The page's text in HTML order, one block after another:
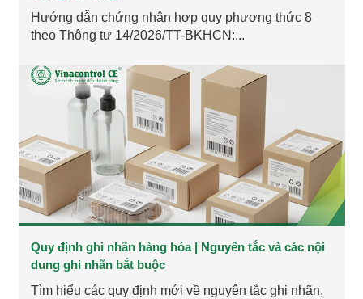
Hướng dẫn chứng nhận hợp quy phương thức 8
theo Thông tư 14/2026/TT-BKHCN:...
Quy định ghi nhãn hàng hóa | Nguyên tắc và các nội
dung ghi nhãn bắt buộc
Tìm hiểu các quy định mới về nguyên tắc ghi nhãn,